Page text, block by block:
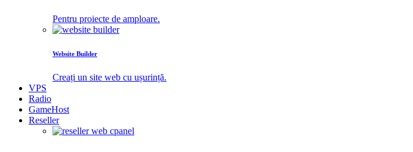
Pentru proiecte de amploare.
Website Builder
Creați un site web cu ușurință.
VPS
Radio
GameHost
Reseller